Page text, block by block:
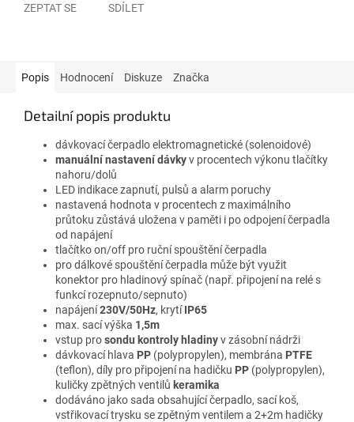
ZEPTAT SE SDÍLET
Popis Hodnocení Diskuze Značka
Detailní popis produktu
dávkovací čerpadlo elektromagnetické (solenoidové)
manuální nastavení dávkyv procentech výkonu tlačítky
nahoru/dolů
LED indikace zapnutí, pulsů a alarm poruchy
nastavená hodnota v procentech z maximálního
průtoku zůstává uložena v paměti i po odpojení čerpadla
od napájení
tlačítko on/off pro ruční spouštění čerpadla
pro dálkové spouštění čerpadla může být využit
konektor pro hladinový spínač (např. připojení na relé s
funkcí rozepnuto/sepnuto)
napájení230V/50Hz, krytíIP65
max. sací výška 1,5m
vstup prosondu kontroly hladinyv zásobní nádrži
dávkovací hlava PP (polypropylen), membrána PTFE
(teflon), díly pro připojení na hadičku PP (polypropylen),
kuličky zpětných ventilů keramika
dodáváno jako sada obsahující čerpadlo, sací koš,
vstřikovací trysku se zpětným ventilem a 2+2m hadičky